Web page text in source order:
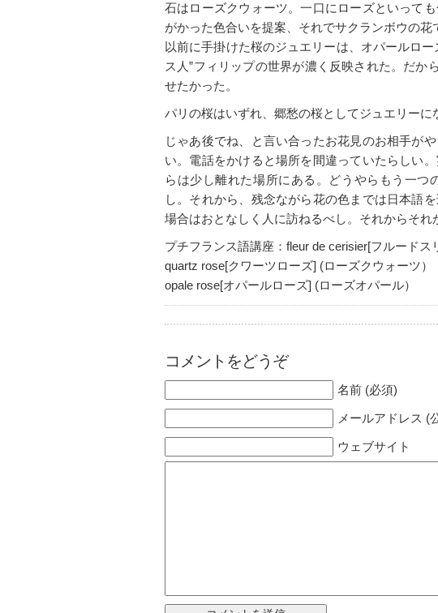
石はローズクウォーツ。一口にローズといって
がかった色合いを提案、それでサクランボウの花
以前に手掛けた桜のジュエリーは、オパールロ
ス人”フィリップの世界が濃く反映された。だか
せたかった。
パリの桜はいずれ、郷愁の桜としてジュエリーに
じゃあ後でね、と言い合ったお花見のお相手が
い。電話をかけると場所を間違っていたらしい
らは少し離れた場所にある。どうやらもう一
し。それから、残念ながら花の色までは日本語
場合はおとなしく人に訪ねるべし。それからそれ
プチフランス語講座：fleur de cerisier[フルードス
quartz rose[クワーツローズ] (ローズクウォーツ）
opale rose[オパールローズ] (ローズオパール）
コメントをどうぞ
名前 (必須)
メールアドレス (
ウェブサイト